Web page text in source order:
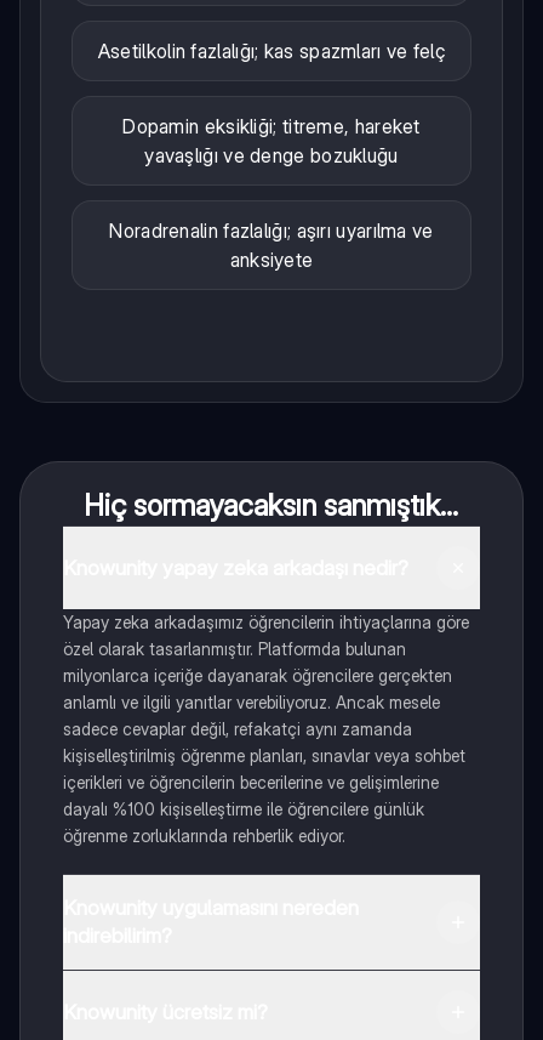
Asetilkolin fazlalığı; kas spazmları ve felç
Dopamin eksikliği; titreme, hareket
yavaşlığı ve denge bozukluğu
Noradrenalin fazlalığı; aşırı uyarılma ve
anksiyete
Hiç sormayacaksın sanmıştık...
Yapay zeka arkadaşımız öğrencilerin ihtiyaçlarına göre
özel olarak tasarlanmıştır. Platformda bulunan
milyonlarca içeriğe dayanarak öğrencilere gerçekten
anlamlı ve ilgili yanıtlar verebiliyoruz. Ancak mesele
sadece cevaplar değil, refakatçi aynı zamanda
kişiselleştirilmiş öğrenme planları, sınavlar veya sohbet
içerikleri ve öğrencilerin becerilerine ve gelişimlerine
dayalı %100 kişiselleştirme ile öğrencilere günlük
öğrenme zorluklarında rehberlik ediyor.